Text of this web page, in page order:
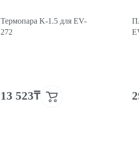
Термопара K-1.5 для EV-
272
13 523₸